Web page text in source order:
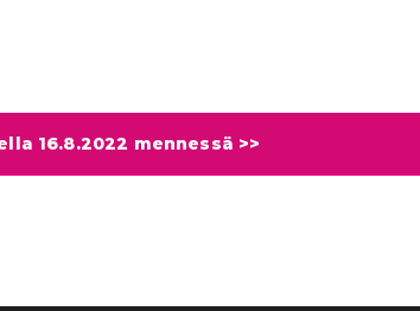
16.8.2022 mennessä >>